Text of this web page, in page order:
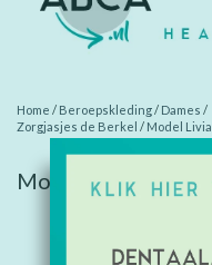
Home / Beroepskleding/ Dames /
Zorgjasjes de Berkel / Model Livia
Model Livia